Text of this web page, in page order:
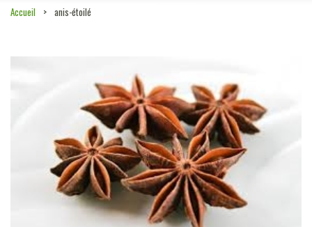
Accueil > anis-étoilé